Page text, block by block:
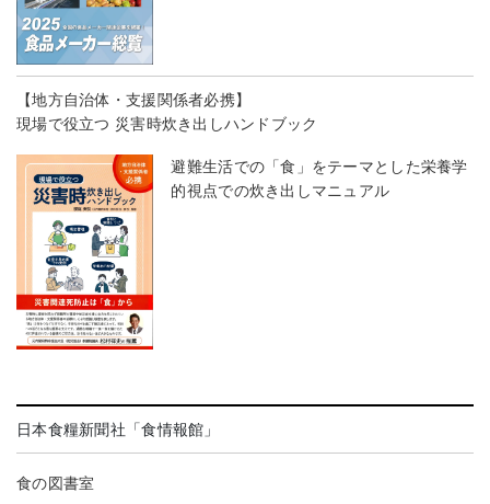
【地方自治体・支援関係者必携】
現場で役立つ 災害時炊き出しハンドブック
避難生活での「食」をテーマとした栄養学
的視点での炊き出しマニュアル
日本食糧新聞社「食情報館」
食の図書室